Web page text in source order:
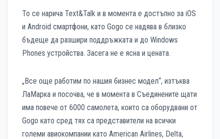
То се нарича Text&Talk и в момента е достъпно за iOS
и Android смартфони, като Gogo се надява в близко
бъдеще да разшири поддръжката и до Windows
Phones устройства. Засега не е ясна и цената.
„Все още работим по нашия бизнес модел“, изтъква
ЛаМарка и посочва, че в момента в Съединените щати
има повече от 6000 самолета, които са оборудвани от
Gogo като сред тях са представители на всички
големи авиокомпании като American Airlines, Delta,